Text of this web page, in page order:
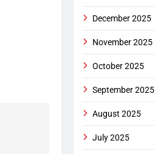
December 2025
November 2025
October 2025
September 2025
August 2025
July 2025